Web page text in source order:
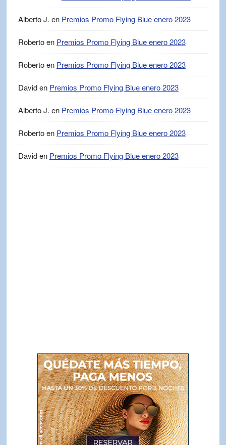
Alberto J. en Premios Promo Flying Blue enero 2023
Robertoen Premios Promo Flying Blue enero 2023
Robertoen Premios Promo Flying Blue enero 2023
Daviden Premios Promo Flying Blue enero 2023
Alberto J. en Premios Promo Flying Blue enero 2023
Robertoen Premios Promo Flying Blue enero 2023
Daviden Premios Promo Flying Blue enero 2023